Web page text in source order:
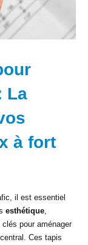
La
à fort
il est essentiel
esthétique
clés pour aménager
Ces tapis